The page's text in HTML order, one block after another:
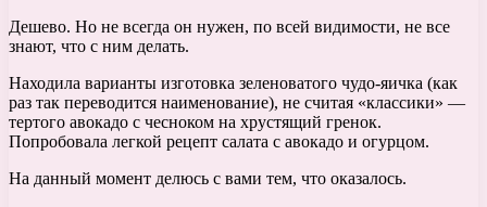
Дешево. Но не всегда он нужен, по всей видимости, не все
знают, что с ним делать.
Находила варианты изготовка зеленоватого чудо-яичка (как
раз так переводится наименование), не считая «классики» —
тертого авокадо с чесноком на хрустящий гренок.
Попробовала легкой рецепт салата с авокадо и огурцом.
На данный момент делюсь с вами тем, что оказалось.